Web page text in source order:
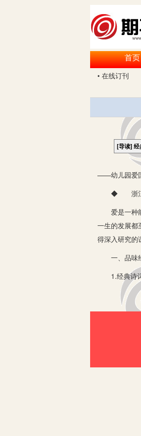
首页
• 在线订刊
[导读]经
——幼儿园爱
◆ 浙江省
爱是一种能
一生的发展都
得深入研究的
一、品味
1.经典诗词
合的经典内
春》、《木
2.民族乐器
自豪感。融
们的一日生